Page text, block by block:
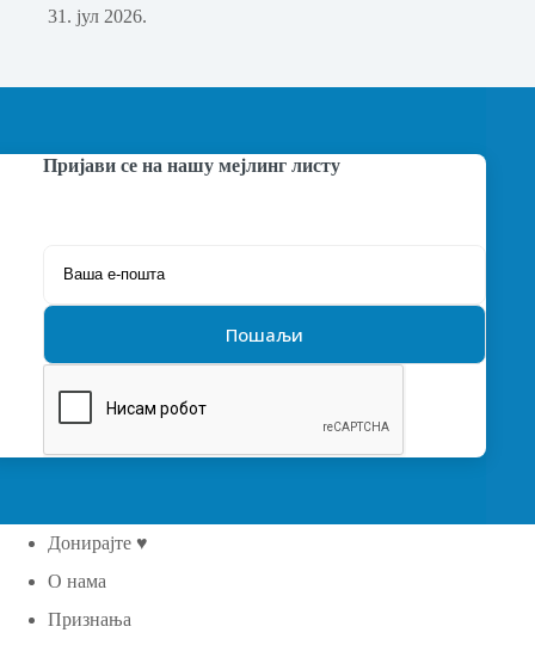
31. јул 2026.
Пријави се на нашу мејлинг листу
Донирајте ♥
О нама
Признања